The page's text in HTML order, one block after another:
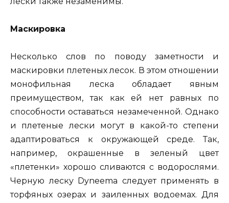
Маскировка
Несколько слов по поводу заметности и
маскировки плетеных лесок. В этом отношении
монофильная леска обладает явным
преимуществом, так как ей нет равных по
способности оставаться незамеченной. Однако
и плетеные лески могут в какой-то степени
адаптироваться к окружающей среде. Так,
например, окрашенные в зеленый цвет
«плетенки» хорошо сливаются с водорослями.
Черную леску Dyneema следует применять в
торфяных озерах и заиленных водоемах. Для